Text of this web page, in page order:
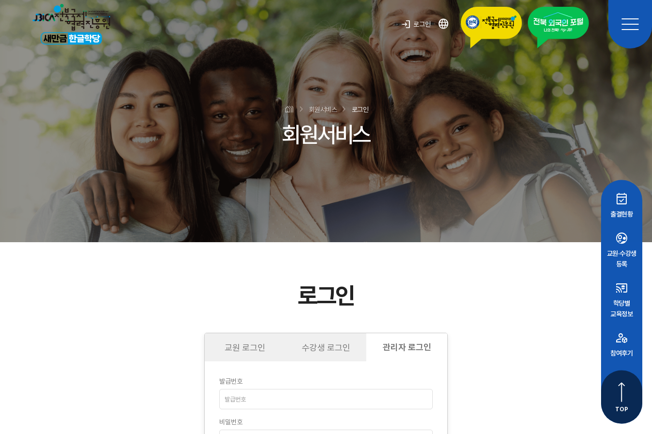
login 로그인 language
회원서비스 로그인
회원서비스
로그인
교원 로그인 수강생 로그인 관리자 로그인
발급번호
비밀번호
event_available
출결현황
supervised_user_circle
교원·수강생
등록
cast_for_education
학당별
교육정보
deployed_code_account
참여후기
TOP